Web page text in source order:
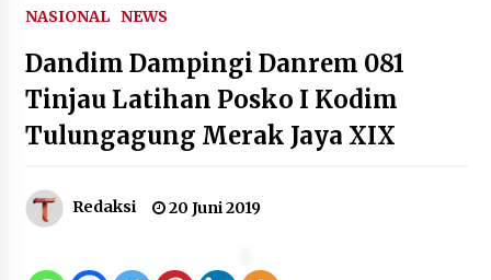
Semarak HUT ke-81 RI, Lapas
Perempuan Tangerang Ikuti Donor
Darah dan Fun Walk Kementerian
Imigrasi dan Pemasyarakatan
Inovasi Perahu Layar Percepat
bagi Pelaku Usaha di Maluku Utara
NASIONAL NEWS
Dandim Dampingi Danrem 081
Tinjau Latihan Posko I Kodim
Tulungagung Merak Jaya XIX
Redaksi 20 Juni 2019